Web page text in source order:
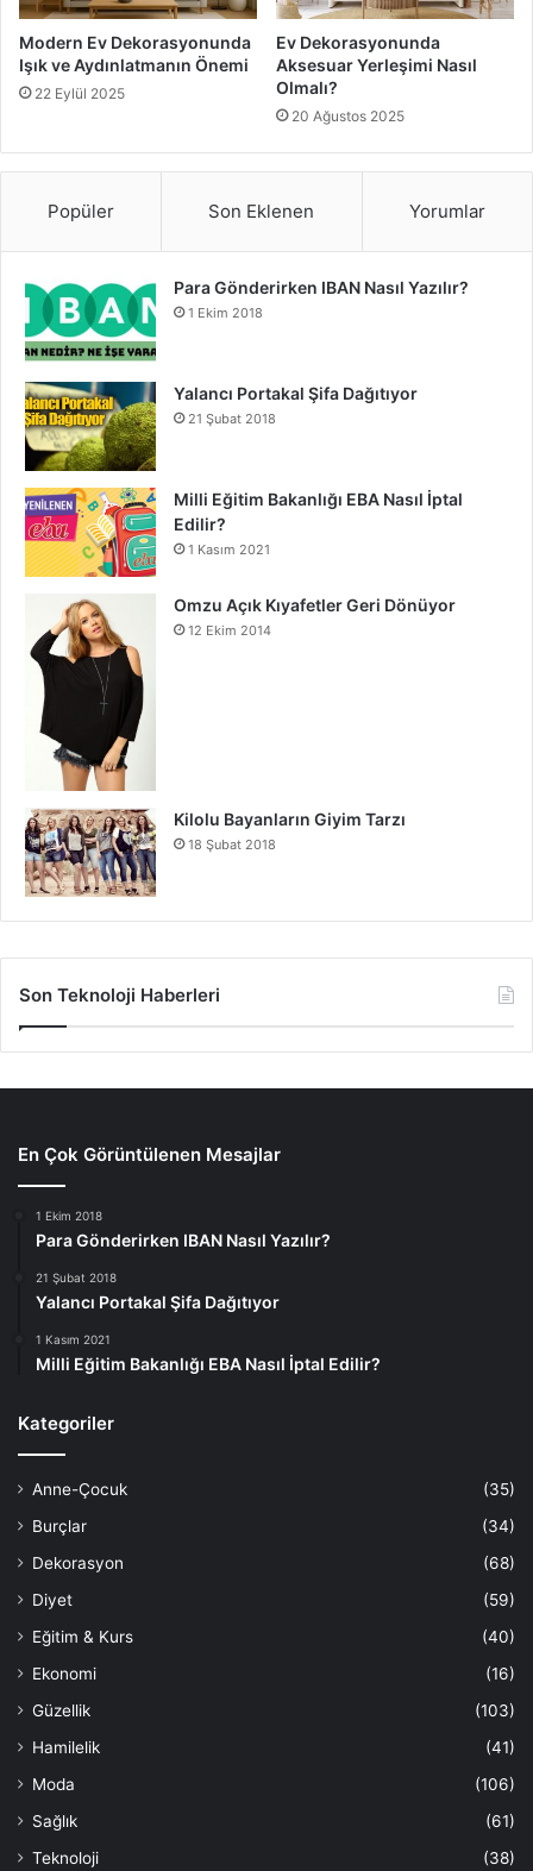
Modern Ev Dekorasyonunda
Işık ve Aydınlatmanın Önemi
22 Eylül 2025
Ev Dekorasyonunda
Aksesuar Yerleşimi Nasıl
Olmalı?
20 Ağustos 2025
Popüler Son Eklenen Yorumlar
Para Gönderirken IBAN Nasıl Yazılır?
1 Ekim 2018
Yalancı Portakal Şifa Dağıtıyor
21 Şubat 2018
Milli Eğitim Bakanlığı EBA Nasıl İptal
Edilir?
1 Kasım 2021
Omzu Açık Kıyafetler Geri Dönüyor
12 Ekim 2014
Kilolu Bayanların Giyim Tarzı
18 Şubat 2018
Son Teknoloji Haberleri
En Çok Görüntülenen Mesajlar
1 Ekim 2018
Para Gönderirken IBAN Nasıl Yazılır?
21 Şubat 2018
Yalancı Portakal Şifa Dağıtıyor
1 Kasım 2021
Milli Eğitim Bakanlığı EBA Nasıl İptal Edilir?
Kategoriler
Anne-Çocuk
(35)
Burçlar
(34)
Dekorasyon
(68)
Diyet
(59)
Eğitim & Kurs
(40)
Ekonomi
(16)
Güzellik
(103)
Hamilelik
(41)
Moda
(106)
Sağlık
(61)
Teknoloji
(38)